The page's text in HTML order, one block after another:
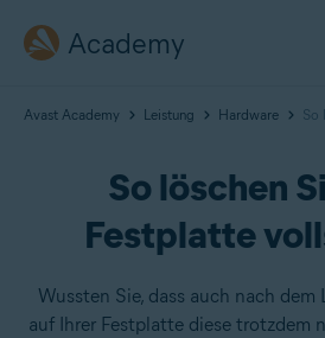
Academy
Avast Academy Leistung Hardware So
So löschen
Festplatte
Wussten Sie, dass auch nach
auf Ihrer Festplatte diese trotzdem